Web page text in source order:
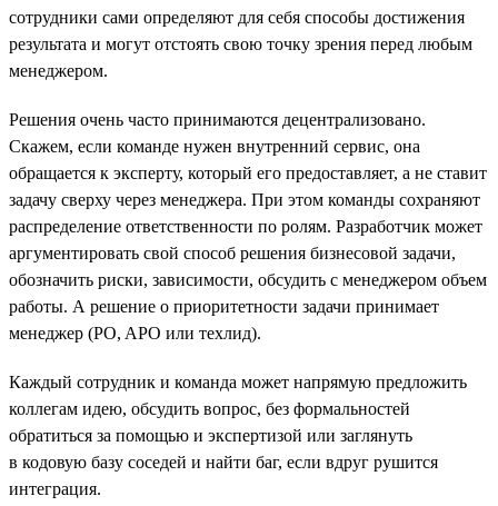
сотрудники сами определяют для себя способы достижения
результата и могут отстоять свою точку зрения перед любым
менеджером.
Решения очень часто принимаются децентрализовано.
Скажем, если команде нужен внутренний сервис, она
обращается к эксперту, который его предоставляет, а не ставит
задачу сверху через менеджера. При этом команды сохраняют
распределение ответственности по ролям. Разработчик может
аргументировать свой способ решения бизнесовой задачи,
обозначить риски, зависимости, обсудить с менеджером объем
работы. А решение о приоритетности задачи принимает
менеджер (PO, APO или техлид).
Каждый сотрудник и команда может напрямую предложить
коллегам идею, обсудить вопрос, без формальностей
обратиться за помощью и экспертизой или заглянуть
в кодовую базу соседей и найти баг, если вдруг рушится
интеграция.